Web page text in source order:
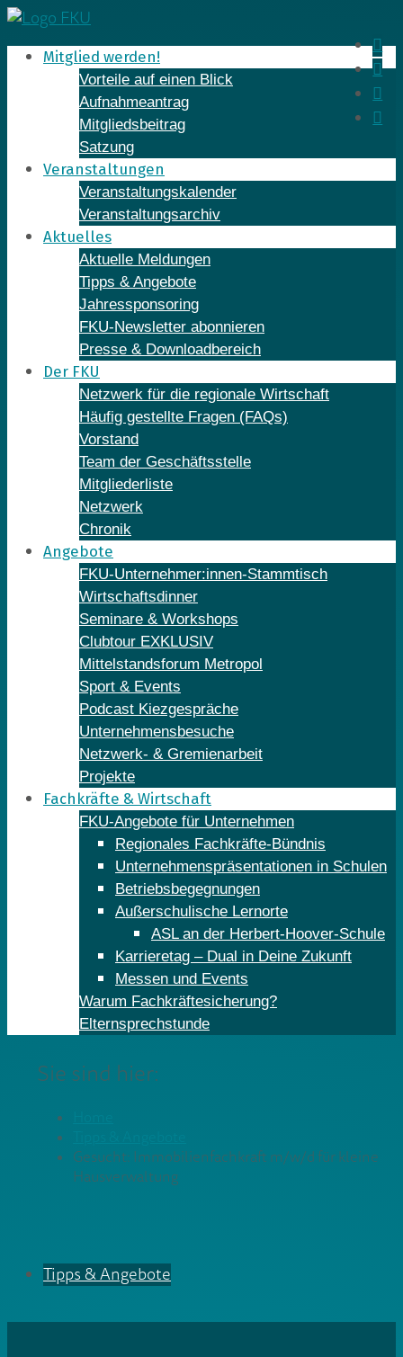
Skip
to
contentMitglied werden!
Vorteile auf einen Blick
Aufnahmeantrag
Mitgliedsbeitrag
Satzung
Veranstaltungen
Veranstaltungskalender
Veranstaltungsarchiv
Aktuelles
Aktuelle Meldungen
Tipps & Angebote
Jahressponsoring
FKU-Newsletter abonnieren
Presse & Downloadbereich
Der FKU
Netzwerk für die regionale Wirtschaft
Häufig gestellte Fragen (FAQs)
Vorstand
Team der Geschäftsstelle
Mitgliederliste
Netzwerk
Chronik
Angebote
FKU-Unternehmer:innen-Stammtisch
Wirtschaftsdinner
Seminare & Workshops
Clubtour EXKLUSIV
Mittelstandsforum Metropol
Sport & Events
Podcast Kiezgespräche
Unternehmensbesuche
Netzwerk- & Gremienarbeit
Projekte
Fachkräfte & Wirtschaft
FKU-Angebote für Unternehmen
Regionales Fachkräfte-Bündnis
Unternehmenspräsentationen in Schulen
Betriebsbegegnungen
Außerschulische Lernorte
ASL an der Herbert-Hoover-Schule
Karrieretag – Dual in Deine Zukunft
Messen und Events
Warum Fachkräftesicherung?
Elternsprechstunde
Sie sind hier:
Gesucht: Immobilienfachkraft m/w/d für kleine
Hausverwaltung
Tipps & Angebote